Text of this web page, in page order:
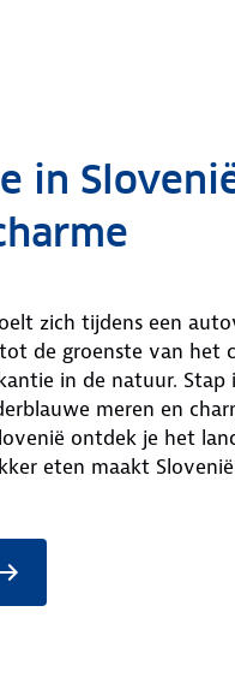
in
zich tijdens een
de groenste van
in de natuur.
meren en
ontdek je het
eten maakt